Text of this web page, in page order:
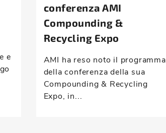
e
conferenza AMI
Compounding &
Recycling Expo
AMI ha reso noto il programma
della conferenza della sua
Compounding & Recycling
Expo, in...